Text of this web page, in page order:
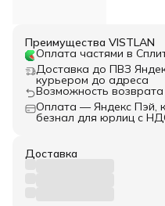
Преимущества VISTLAN
Оплата частями в
Доставка до ПВЗ
курьером до адреса
Возможность возврата
Оплата — Яндекс Пэй,
безнал для юрлиц с
Доставка